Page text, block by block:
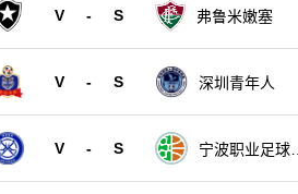
V - S 弗鲁米嫩塞
V - S 深圳青年人
V - S
宁波职业足球俱